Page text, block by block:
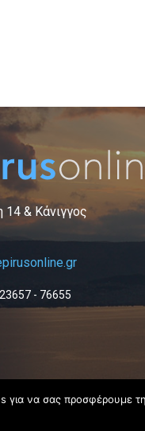
14 & Κάνιγγος
- 76655
για να σας προσφέρουμε